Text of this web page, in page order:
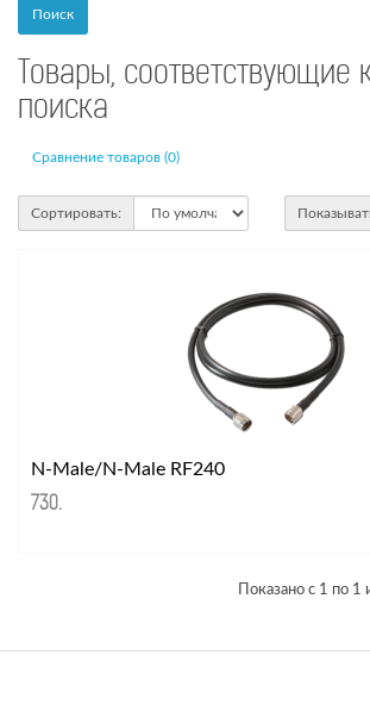
Товары, соответствующие
поиска
Сравнение товаров (0)
Сортировать:
N-Male/N-Male RF240
730.
Показано с 1 по 1